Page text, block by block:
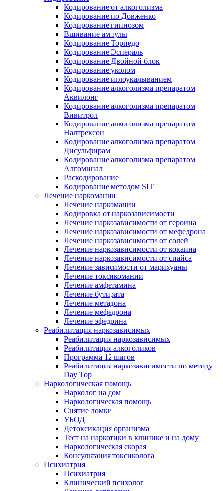
Кодирование от алкоголизма
Кодирование по Довженко
Кодирование гипнозом
Вшивание ампулы
Кодирование Торпедо
Кодирование Эспераль
Кодирование Двойной блок
Кодирование уколом
Кодирование иглоукалыванием
Кодирование алкоголизма препаратом
Аквилонг
Кодирование алкоголизма препаратом
Вивитрол
Кодирование алкоголизма препаратом
Налтрексон
Кодирование алкоголизма препаратом
Дисульфирам
Кодирование алкоголизма препаратом
Алгоминал
Раскодирование
Кодирование методом SIT
Лечение наркомании
Лечение наркомании
Кодировка от наркозависимости
Лечение наркозависимости от героина
Лечение наркозависимости от мефедрона
Лечение наркозависимости от солей
Лечение наркозависимости от кокаина
Лечение наркозависимости от спайса
Лечение зависимости от марихуаны
Лечение токсикомании
Лечение амфетамина
Лечение бутирата
Лечение метадона
Лечение мефедрона
Лечение эфедрина
Реабилитация наркозависимых
Реабилитация наркозависимых
Реабилитация алкоголиков
Программа 12 шагов
Реабилитация наркозависимости по методу
Day Top
Наркологическая помощь
Нарколог на дом
Наркологическая помощь
Снятие ломки
УБОД
Детоксикация организма
Тест на наркотики в клинике и на дому
Наркологическая скорая
Консультация токсиколога
Психиатрия
Психиатрия
Клинический психолог